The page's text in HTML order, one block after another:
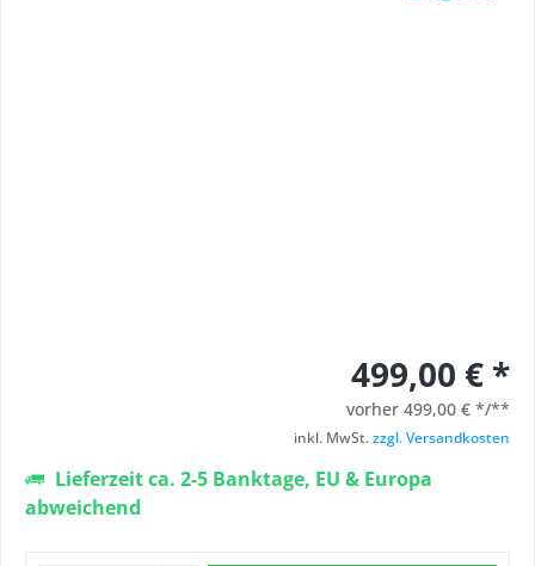
499,00 € *
vorher 499,00 € */**
inkl. MwSt.zzgl. Versandkosten
Lieferzeit ca. 2-5 Banktage, EU & Europa
abweichend